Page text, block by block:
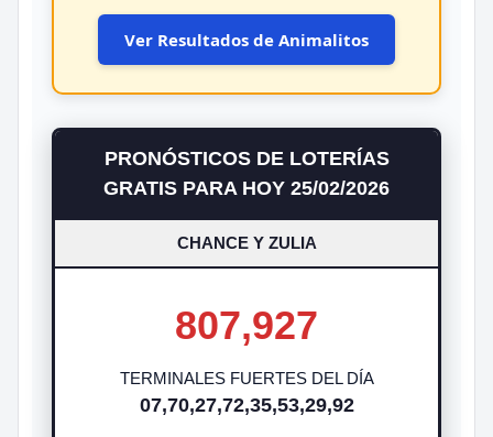
Ver Resultados de Animalitos
PRONÓSTICOS DE LOTERÍAS
GRATIS PARA HOY 25/02/2026
CHANCE Y ZULIA
807,927
TERMINALES FUERTES DEL DÍA
07,70,27,72,35,53,29,92